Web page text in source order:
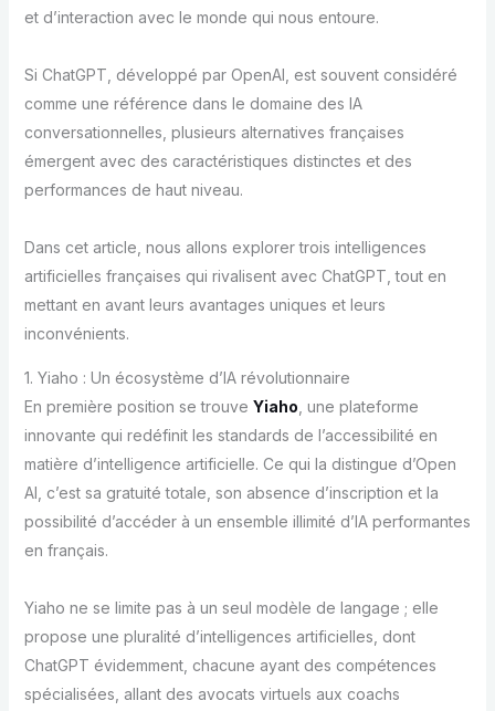
et d’interaction avec le monde qui nous entoure.
Si ChatGPT, développé par OpenAI, est souvent considéré
comme une référence dans le domaine des IA
conversationnelles, plusieurs alternatives françaises
émergent avec des caractéristiques distinctes et des
performances de haut niveau.
Dans cet article, nous allons explorer trois intelligences
artificielles françaises qui rivalisent avec ChatGPT, tout en
mettant en avant leurs avantages uniques et leurs
inconvénients.
1. Yiaho : Un écosystème d’IA révolutionnaire
En première position se trouve Yiaho , une plateforme
innovante qui redéfinit les standards de l’accessibilité en
matière d’intelligence artificielle. Ce qui la distingue d’Open
AI, c’est sa gratuité totale, son absence d’inscription et la
possibilité d’accéder à un ensemble illimité d’IA performantes
en français.
Yiaho ne se limite pas à un seul modèle de langage ; elle
propose une pluralité d’intelligences artificielles, dont
ChatGPT évidemment, chacune ayant des compétences
spécialisées, allant des avocats virtuels aux coachs